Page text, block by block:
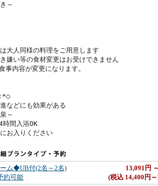
～
大人同様の料理をご用意します
嫌い等の食材変更はお受けできません
事内容が変更になります。
などにも効果がある
～
間入浴OK
お入りください
ム◆UB付(2名～2名)
約可能
13,091円 ～
(税込 14,400円